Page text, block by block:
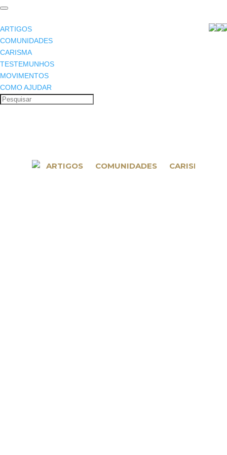
ARTIGOS
COMUNIDADES
CARISMA
TESTEMUNHOS
MOVIMENTOS
COMO AJUDAR
ARTIGOS COMUNIDADES CARISMA